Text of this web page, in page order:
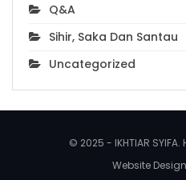
Q&A
Sihir, Saka Dan Santau
Uncategorized
© 2025 - IKHTIAR
Website